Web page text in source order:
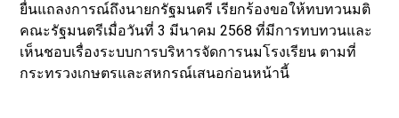
ยื่นแถลงการณ์ถึงนายกรัฐมนตรี เรียกร้องขอให้ทบทวนมติ
คณะรัฐมนตรีเมื่อวันที่ 3 มีนาคม 2568 ที่มีการทบทวนและ
เห็นชอบเรื่องระบบการบริหารจัดการนมโรงเรียน ตามที่
กระทรวงเกษตรและสหกรณ์เสนอก่อนหน้านี้